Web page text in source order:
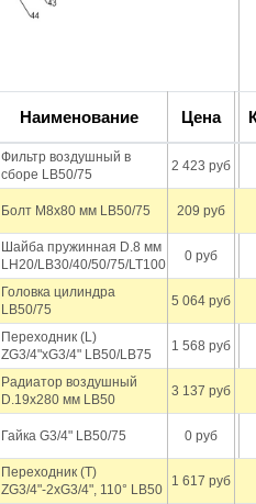
Наименование Цена
Фильтр воздушный в
сборе LB50/75
2 423 руб
Болт M8х80 мм LB50/75 209 руб
Шайба пружинная D.8 мм
LH20/LB30/40/50/75/LT100
0 руб
Головка цилиндра
LB50/75
5 064 руб
Переходник (L)
ZG3/4"хG3/4" LB50/LB75
1 568 руб
Радиатор воздушный
D.19x280 мм LB50
3 137 руб
Гайка G3/4" LB50/75 0 руб
Переходник (T)
ZG3/4"-2хG3/4", 110° LB50
1 617 руб